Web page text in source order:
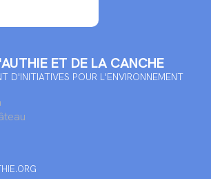
ET DE LA CANCHE
D'INITIATIVES POUR L'ENVIRONNEMENT